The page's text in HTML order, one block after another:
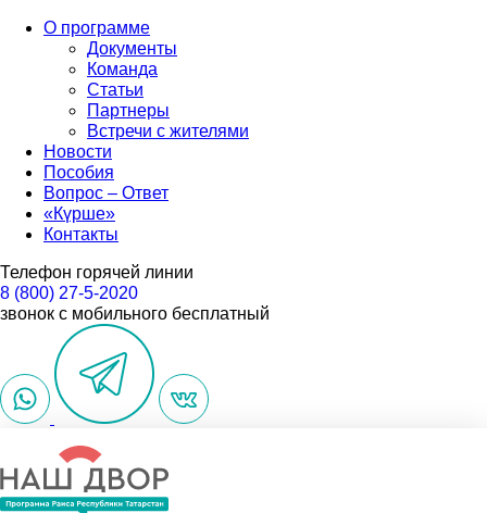
О программе
Документы
Команда
Статьи
Партнеры
Встречи с жителями
Новости
Пособия
Вопрос – Ответ
«Күрше»
Контакты
Телефон горячей линии
8 (800) 27-5-2020
звонок с мобильного бесплатный